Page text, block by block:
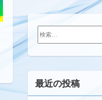
検
索:
最近の投稿